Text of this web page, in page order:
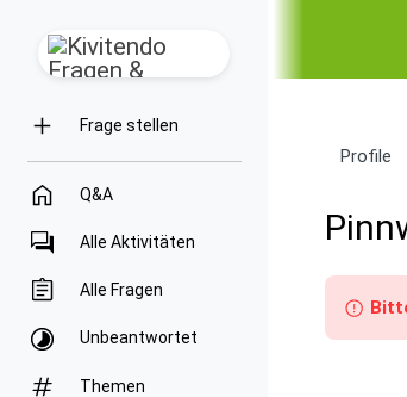
Frage stellen
Q&A
Alle Aktivitäten
Alle Fragen
Unbeantwortet
Themen
Profile